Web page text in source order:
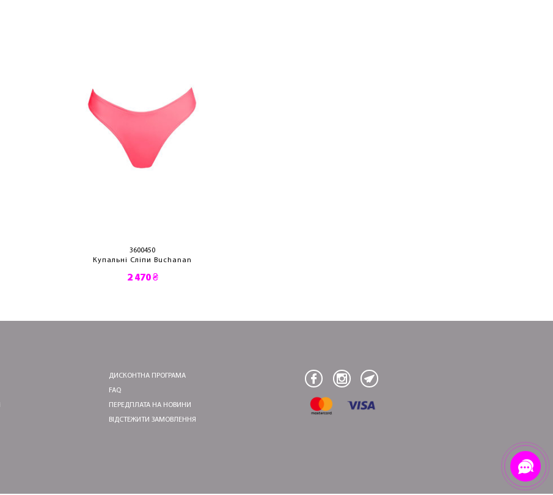
3600450
Купальні Сліпи Buchanan
2 470 ₴
ДИСКОНТНА ПРОГРАМА
FAQ
ПЕРЕДПЛАТА НА НОВИНИ
ВІДСТЕЖИТИ ЗАМОВЛЕННЯ